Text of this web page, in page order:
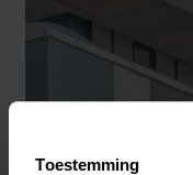
Toestemming